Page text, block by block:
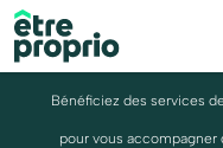
Bénéficiez des services
pour vous